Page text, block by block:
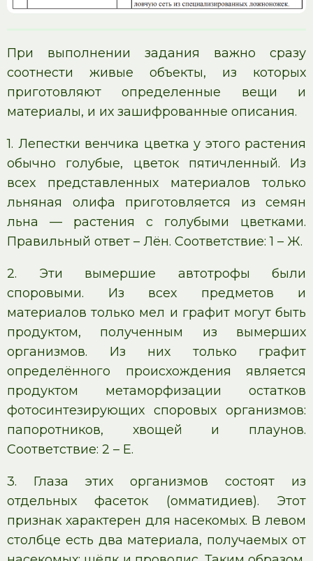
При выполнении задания важно сразу
соотнести живые объекты, из которых
приготовляют определенные вещи и
материалы, и их зашифрованные описания.
1. Лепестки венчика цветка у этого растения
обычно голубые, цветок пятичленный. Из
всех представленных материалов только
льняная олифа приготовляется из семян
льна — растения с голубыми цветками.
Правильный ответ – Лён. Соответствие: 1 – Ж.
2. Эти вымершие автотрофы были
споровыми. Из всех предметов и
материалов только мел и графит могут быть
продуктом, полученным из вымерших
организмов. Из них только графит
определённого происхождения является
продуктом метаморфизации остатков
фотосинтезирующих споровых организмов:
папоротников, хвощей и плаунов.
Соответствие: 2 – Е.
3. Глаза этих организмов состоят из
отдельных фасеток (омматидиев). Этот
признак характерен для насекомых. В левом
столбце есть два материала, получаемых от